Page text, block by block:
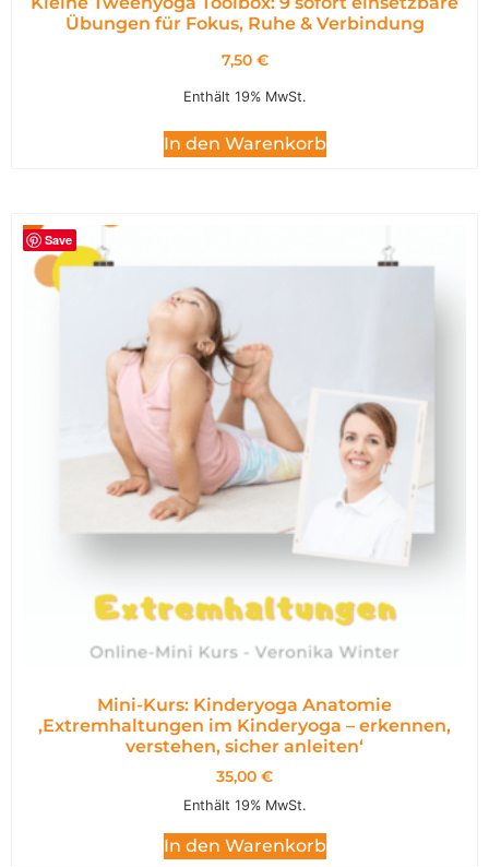
Übungen für Fokus, Ruhe & Verbindung
7,50 €
Enthält 19% MwSt.
In den Warenkorb
Save
Mini-Kurs: Kinderyoga Anatomie
,Extremhaltungen im Kinderyoga – erkennen,
verstehen, sicher anleiten‘
35,00 €
Enthält 19% MwSt.
In den Warenkorb